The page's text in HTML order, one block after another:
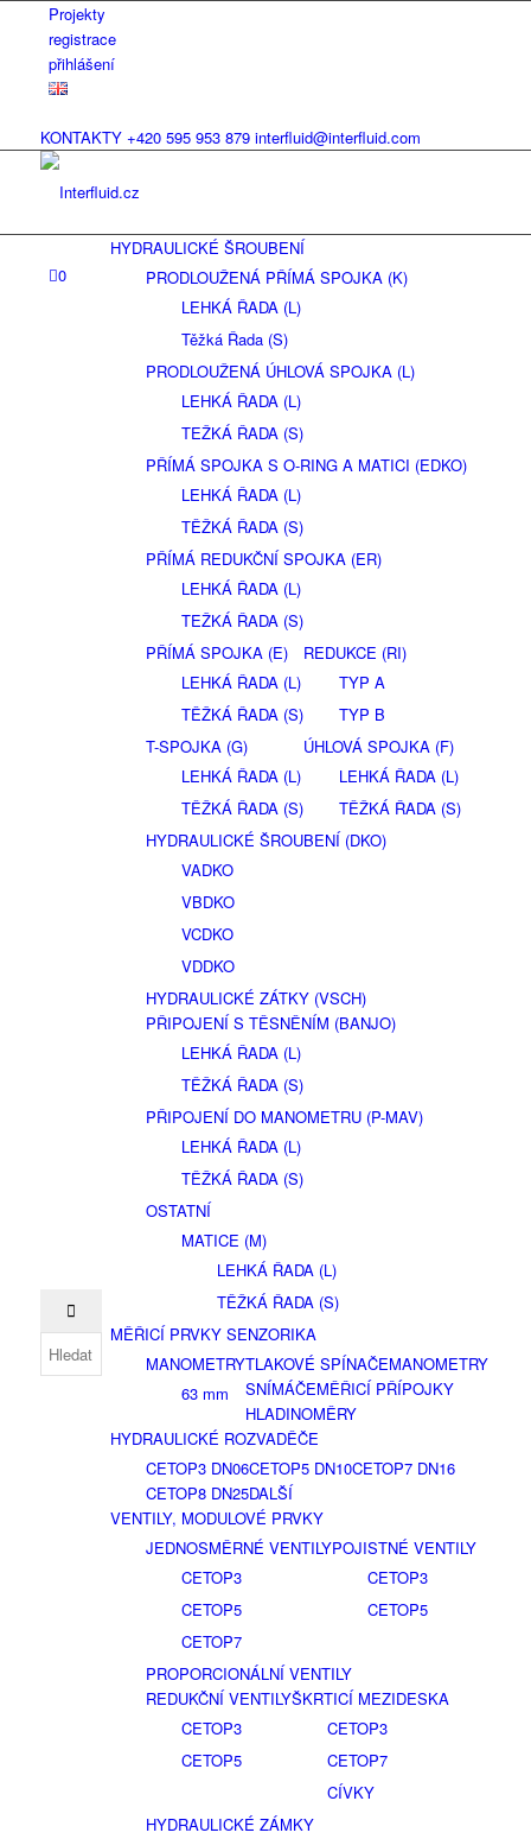
Projekty
registrace
přihlášení
KONTAKTY +420 595 953 879 interfluid@interfluid.com
0
HYDRAULICKÉ ŠROUBENÍ
PRODLOUŽENÁ PŘÍMÁ SPOJKA (K)
LEHKÁ ŘADA (L)
Těžká Řada (S)
PRODLOUŽENÁ ÚHLOVÁ SPOJKA (L)
LEHKÁ ŘADA (L)
TEŽKÁ ŘADA (S)
PŘÍMÁ SPOJKA S O-RING A MATICI (EDKO)
LEHKÁ ŘADA (L)
TĚŽKÁ ŘADA (S)
PŘÍMÁ REDUKČNÍ SPOJKA (ER)
LEHKÁ ŘADA (L)
TEŽKÁ ŘADA (S)
PŘÍMÁ SPOJKA (E)
LEHKÁ ŘADA (L)
TĚŽKÁ ŘADA (S)
REDUKCE (RI)
TYP A
TYP B
T-SPOJKA (G)
LEHKÁ ŘADA (L)
TĚŽKÁ ŘADA (S)
ÚHLOVÁ SPOJKA (F)
LEHKÁ ŘADA (L)
TĚŽKÁ ŘADA (S)
HYDRAULICKÉ ŠROUBENÍ (DKO)
VADKO
VBDKO
VCDKO
VDDKO
HYDRAULICKÉ ZÁTKY (VSCH)
PŘIPOJENÍ S TĚSNĚNÍM (BANJO)
LEHKÁ ŘADA (L)
TĚŽKÁ ŘADA (S)
PŘIPOJENÍ DO MANOMETRU (P-MAV)
LEHKÁ ŘADA (L)
TĚŽKÁ ŘADA (S)
OSTATNÍ
MATICE (M)
LEHKÁ ŘADA (L)
TĚŽKÁ ŘADA (S)
MĚŘICÍ PRVKY SENZORIKA
MANOMETRY
63 mm
TLAKOVÉ SPÍNAČEMANOMETRY
SNÍMÁČEMĚŘICÍ PŘÍPOJKY
HLADINOMĚRY
HYDRAULICKÉ ROZVADĚČE
CETOP3 DN06CETOP5 DN10CETOP7 DN16
CETOP8 DN25DALŠÍ
VENTILY, MODULOVÉ PRVKY
JEDNOSMĚRNÉ VENTILY
CETOP3
CETOP5
CETOP7
POJISTNÉ VENTILY
CETOP3
CETOP5
PROPORCIONÁLNÍ VENTILY
REDUKČNÍ VENTILY
CETOP3
CETOP5
ŠKRTICÍ MEZIDESKA
CETOP3
CETOP7
CÍVKY
HYDRAULICKÉ ZÁMKY